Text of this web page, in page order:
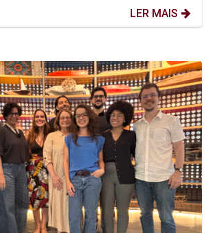
LER MAIS